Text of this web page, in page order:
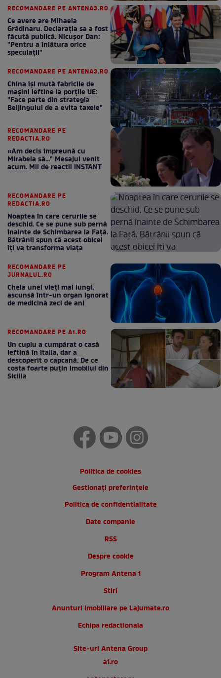
RECOMANDARE PE ANTENA3.RO
Ce avere are Mihaela
Grădinaru. Declarația sa a fost
făcută publică. Nicușor Dan:
"Pentru a înlătura orice
speculații"
RECOMANDARE PE ANTENA3.RO
China își mută fabricile de
mașini ieftine la porțile UE:
"Face parte din strategia
Beijingului de a evita taxele"
RECOMANDARE PE
REDACTIA.RO
«Am decis împreună cu
Mirabela să..." Mesajul venit
acum. Mii de reactii INSTANT
RECOMANDARE PE
REDACTIA.RO
Noaptea în care cerurile se
deschid. Ce se pune sub pernă
înainte de Schimbarea la Față.
Bătrânii spun că acest obicei
îți va transforma viața
RECOMANDARE PE
JURNALUL.RO
Cheia unei vieți mai lungi,
ascunsă într-un organ ignorat
de medicină zeci de ani
RECOMANDARE PE A1.RO
Un cuplu a cumpărat o casă
ieftină în Italia, dar a
descoperit o capcană. De ce
costa foarte puțin imobilul din
Sicilia
Politica de cookies
Gestionați preferințele
Politica de confidentialitate
Date companie
RSS
Despre cookie
Program Antena 1
Stiri
Anunturi imobiliare pe Lajumate.ro
Echipa redactionala
Site-uri Antena Group
a1.ro